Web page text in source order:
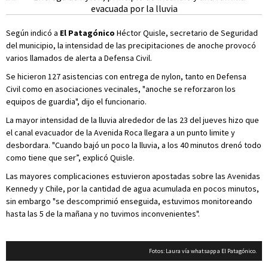
Según indicó a El Patagónico Héctor Quisle, secretario de Seguridad
del municipio, la intensidad de las precipitaciones de anoche provocó
varios llamados de alerta a Defensa Civil.
Se hicieron 127 asistencias con entrega de nylon, tanto en Defensa
Civil como en asociaciones vecinales, "anoche se reforzaron los
equipos de guardia", dijo el funcionario.
La mayor intensidad de la lluvia alrededor de las 23 del jueves hizo que
el canal evacuador de la Avenida Roca llegara a un punto limite y
desbordara. "Cuando bajó un poco la lluvia, a los 40 minutos drenó todo
como tiene que ser”, explicó Quisle.
Las mayores complicaciones estuvieron apostadas sobre las Avenidas
Kennedy y Chile, por la cantidad de agua acumulada en pocos minutos,
sin embargo "se descomprimió enseguida, estuvimos monitoreando
hasta las 5 de la mañana y no tuvimos inconvenientes".
Fotos: Laura vía whatsapp a El Patagónico.